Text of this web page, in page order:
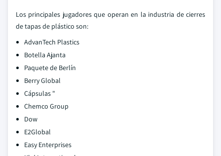
Los principales jugadores que operan en la industria de cierres
de tapas de plástico son:
AdvanTech Plastics
Botella Ajanta
Paquete de Berlín
Berry Global
Cápsulas "
Chemco Group
Dow
E2Global
Easy Enterprises